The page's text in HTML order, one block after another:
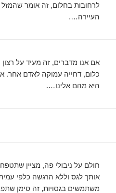
לרחובות בחלום, זה אומר
העיירה….
אם אנו מדברים, זה מעיד על
כלום, דחייה עמוקה לאדם אחר.
היא מהם אלינו….
חולם על ניבולי פה, מציין
אותך לגס וללא הרגשה כלפי
משתמשים בגסויות, זה סימן